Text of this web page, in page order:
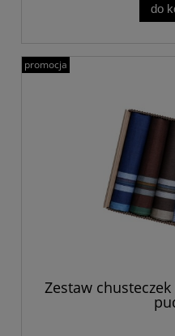
do
Zestaw
promocja